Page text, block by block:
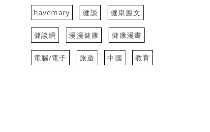
havemary 健談 健康圖文
健談網 漫漫健康 健康漫畫
電腦/電子 旅遊 中國 教育